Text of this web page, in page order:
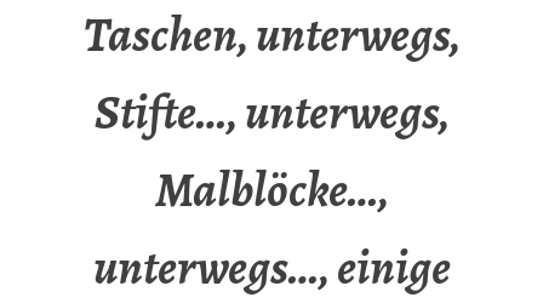
Taschen, unterwegs,
Stifte…, unterwegs,
Malblöcke…,
unterwegs…, einige